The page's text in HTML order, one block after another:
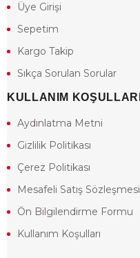
Üye Girişi
Sepetim
Kargo Takip
Sıkça Sorulan Sorular
KULLANIM KOŞULLARI
Aydınlatma Metni
Gizlilik Politikası
Çerez Politikası
Mesafeli Satış Sözleşmesi
Ön Bilgilendirme Formu
Kullanım Koşulları